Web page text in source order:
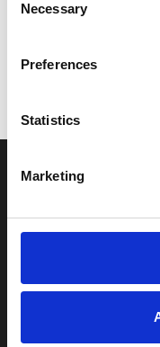
Selection
Necessary
Preferences
Statistics
Marketing
Vi oplever i øjeblikket
leveres, eller hvor prisen
naturligvis, hvis dette er
INFORMATIONER